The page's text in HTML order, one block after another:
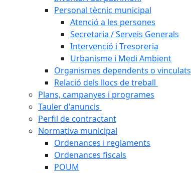
Personal tècnic municipal
Atenció a les persones
Secretaria / Serveis Generals
Intervenció i Tresoreria
Urbanisme i Medi Ambient
Organismes dependents o vinculats
Relació dels llocs de treball
Plans, campanyes i programes
Tauler d'anuncis
Perfil de contractant
Normativa municipal
Ordenances i reglaments
Ordenances fiscals
POUM